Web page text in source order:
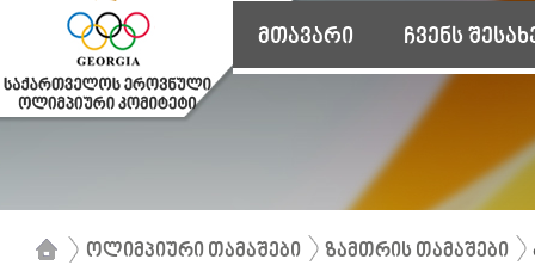
მთავარი ჩვენს
ოლიმპიური თამაშები ზამთრის თამაშები